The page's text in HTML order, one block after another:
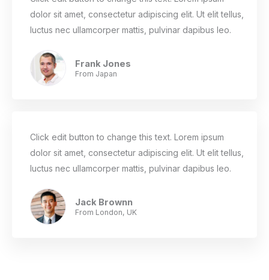
dolor sit amet, consectetur adipiscing elit. Ut elit tellus,
luctus nec ullamcorper mattis, pulvinar dapibus leo.
Frank Jones
From Japan
Click edit button to change this text. Lorem ipsum
dolor sit amet, consectetur adipiscing elit. Ut elit tellus,
luctus nec ullamcorper mattis, pulvinar dapibus leo.
Jack Brownn
From London, UK